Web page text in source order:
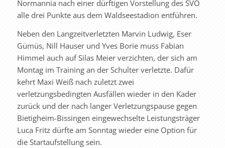
Normannia nach einer dürftigen Vorstellung des SVO
alle drei Punkte aus dem Waldseestadion entführen.
Neben den Langzeitverletzten Marvin Ludwig, Eser
Gümüs, Nill Hauser und Yves Borie muss Fabian
Himmel auch auf Silas Meier verzichten, der sich am
Montag im Training an der Schulter verletzte. Dafür
kehrt Maxi Weiß nach zuletzt zwei
verletzungsbedingten Ausfällen wieder in den Kader
zurück und der nach langer Verletzungspause gegen
Bietigheim-Bissingen eingewechselte Leistungsträger
Luca Fritz dürfte am Sonntag wieder eine Option für
die Startaufstellung sein.